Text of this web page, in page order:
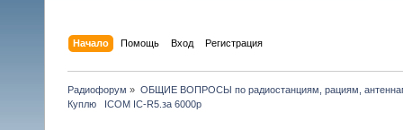
Начало Помощь Вход Регистрация
Радиофорум » ОБЩИЕ ВОПРОСЫ по радиостанциям, рациям,
Куплю   ICOM IC-R5.за 6000р